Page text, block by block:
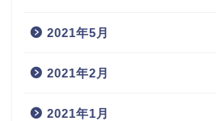
2021年5月
2021年2月
2021年1月